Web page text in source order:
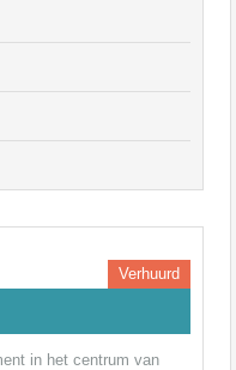
Verhuurd
in het centrum van